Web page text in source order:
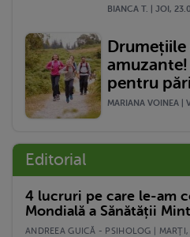
BIANCA T. | JOI,
pentru
MARIANA VOINEA |
Editorial
4 lucruri pe care le-am
Mondială a Sănătății
ANDREEA GUICĂ - PSIHOLOG |